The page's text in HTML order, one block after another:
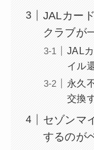
JALカー
クラブが
JAL
イル
永久
交換
セゾンマ
するのが